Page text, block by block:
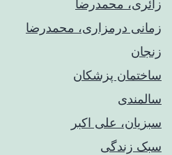
زائری، محمدرضا
زمانی درمزاری، محمدرضا
زنجان
ساختمان پزشکان
سالمندی
سبزیان، علی اکبر
سبک زندگی